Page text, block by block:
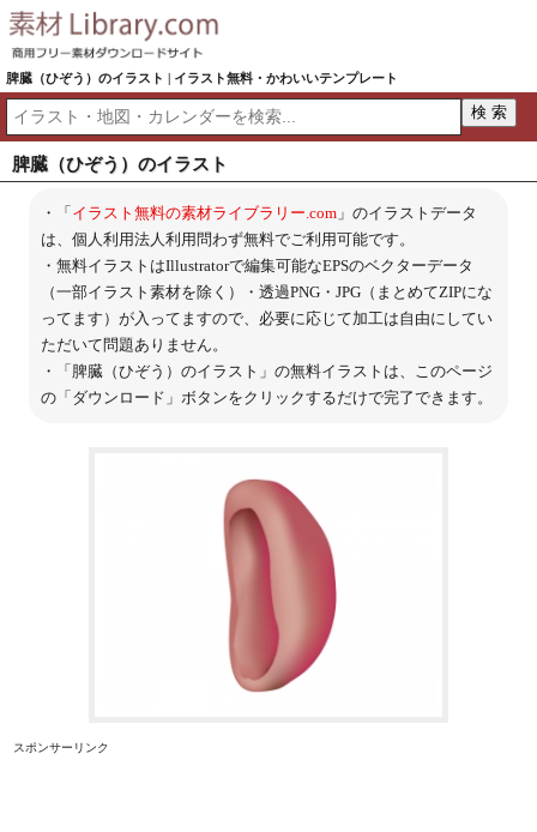
脾臓（ひぞう）のイラスト | イラスト無料・かわいいテンプレート
脾臓（ひぞう）のイラスト
・「イラスト無料の素材ライブラリー.com」のイラストデータ
は、個人利用法人利用問わず無料でご利用可能です。
・無料イラストはIllustratorで編集可能なEPSのベクターデータ
（一部イラスト素材を除く）・透過PNG・JPG（まとめてZIPにな
ってます）が入ってますので、必要に応じて加工は自由にしてい
ただいて問題ありません。
・「脾臓（ひぞう）のイラスト」の無料イラストは、このページ
の「ダウンロード」ボタンをクリックするだけで完了できます。
スポンサーリンク